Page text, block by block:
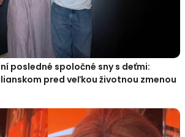
posledné spoločné sny s deťmi:
pred veľkou životnou zmenou